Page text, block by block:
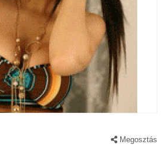
Megosztás